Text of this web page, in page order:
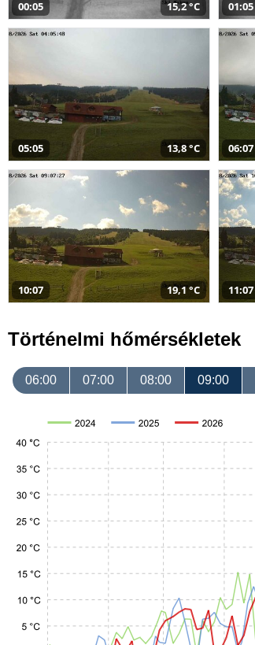
00:05 15,2 °C 01:05
05:05 13,8 °C 06:07
10:07 19,1 °C 11:07
Történelmi hőmérsékletek
06:00 07:00 08:00 09:00